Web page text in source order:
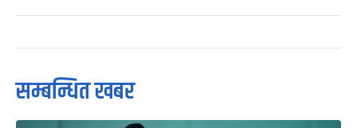
सम्बन्धित खबर